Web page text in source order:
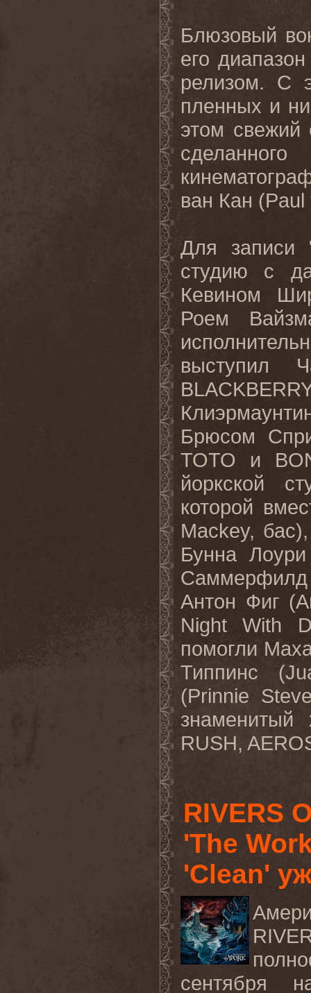
Блюзовый
его диапазон
релизом. С
пленных и
этом свежий
ван Кан (Paul
Для записи
студию с
Кевином
Роем
выступил
Брюсом
TOTO
и
йоркской
которой
Mackey,
Бунна
Антон Фиг (
Night
With
помогли
Типпинс (
(Prinnie
RUSH,
RIVERS
'The
'Clean'
сентября